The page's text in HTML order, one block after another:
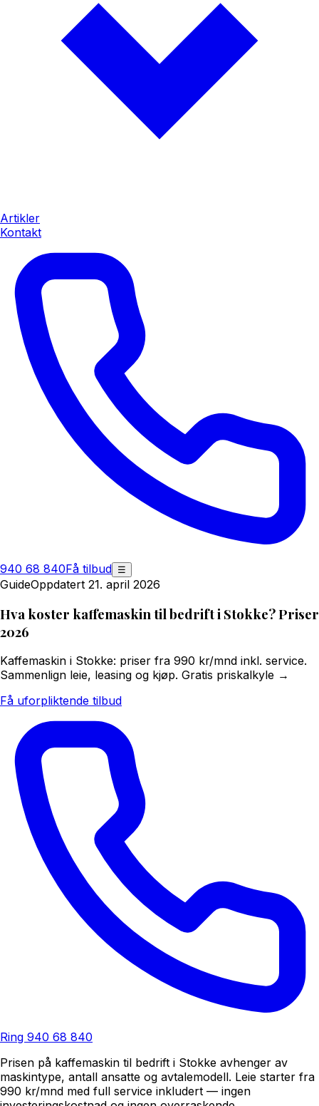
Artikler
Kontakt
940 68 840Få tilbud ☰
GuideOppdatert 21. april 2026
Hva koster kaffemaskin til bedrift i Stokke? Priser
2026
Kaffemaskin i Stokke: priser fra 990 kr/mnd inkl. service.
Sammenlign leie, leasing og kjøp. Gratis priskalkyle →
Få uforpliktende tilbud
Ring 940 68 840
Prisen på kaffemaskin til bedrift i Stokke avhenger av
maskintype, antall ansatte og avtalemodell. Leie starter fra
990 kr/mnd med full service inkludert — ingen